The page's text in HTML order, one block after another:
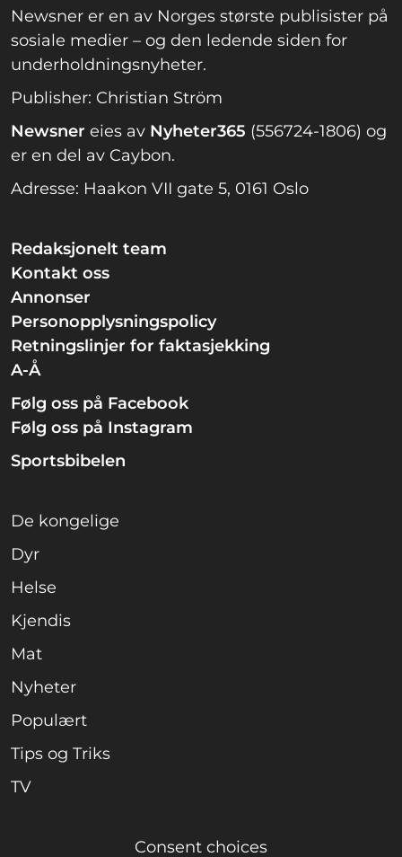
Newsner er en av Norges største publisister på
sosiale medier – og den ledende siden for
underholdningsnyheter.
Publisher: Christian Ström
Newsner eies av Nyheter365 (556724-1806) og
er en del av Caybon.
Adresse: Haakon VII gate 5, 0161 Oslo
Redaksjonelt team
Kontakt oss
Annonser
Personopplysningspolicy
Retningslinjer for faktasjekking
A-Å
Følg oss på Facebook
Følg oss på Instagram
Sportsbibelen
De kongelige
Dyr
Helse
Kjendis
Mat
Nyheter
Populært
Tips og Triks
TV
Consent choices